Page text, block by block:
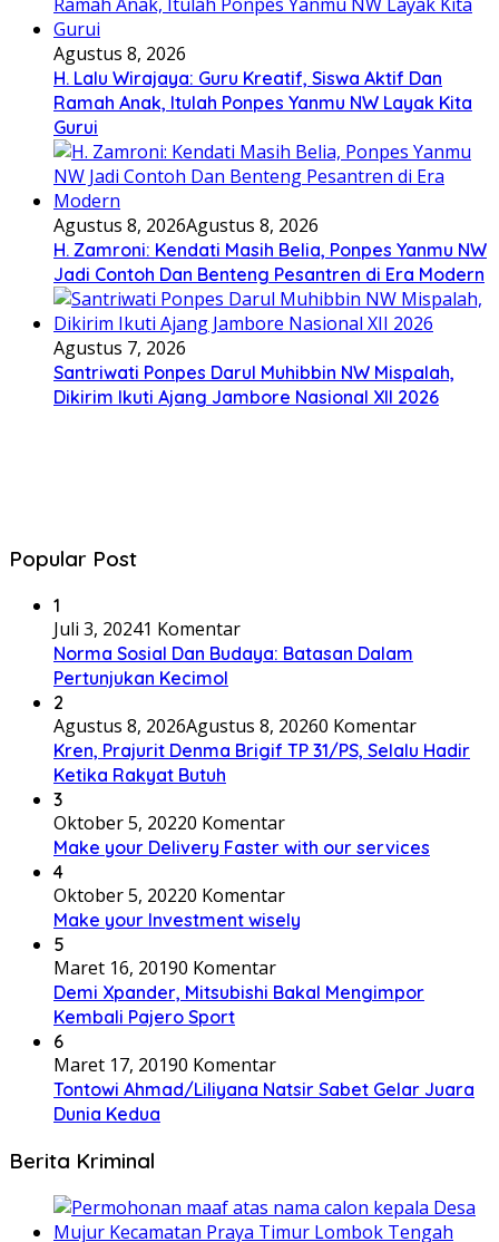
Agustus 8, 2026
H. Lalu Wirajaya: Guru Kreatif, Siswa Aktif Dan
Ramah Anak, Itulah Ponpes Yanmu NW Layak Kita
Gurui
Agustus 8, 2026Agustus 8, 2026
H. Zamroni: Kendati Masih Belia, Ponpes Yanmu NW
Jadi Contoh Dan Benteng Pesantren di Era Modern
Agustus 7, 2026
Santriwati Ponpes Darul Muhibbin NW Mispalah,
Dikirim Ikuti Ajang Jambore Nasional XII 2026
Popular Post
1
Juli 3, 20241 Komentar
Norma Sosial Dan Budaya: Batasan Dalam
Pertunjukan Kecimol
2
Agustus 8, 2026Agustus 8, 20260 Komentar
Kren, Prajurit Denma Brigif TP 31/PS, Selalu Hadir
Ketika Rakyat Butuh
3
Oktober 5, 20220 Komentar
Make your Delivery Faster with our services
4
Oktober 5, 20220 Komentar
Make your Investment wisely
5
Maret 16, 20190 Komentar
Demi Xpander, Mitsubishi Bakal Mengimpor
Kembali Pajero Sport
6
Maret 17, 20190 Komentar
Tontowi Ahmad/Liliyana Natsir Sabet Gelar Juara
Dunia Kedua
Berita Kriminal